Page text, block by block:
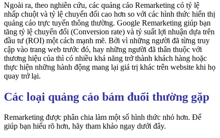
Ngoài ra, theo nghiên cứu, các quảng cáo Remarketing có tỷ lệ
nhấp chuột và tỷ lệ chuyển đổi cao hơn so với các hình thức hiển thị
quảng cáo trực tuyến thông thường. Google Remarketing giúp bạn
tăng tỷ lệ chuyển đổi (Conversion rate) và tỷ suất lợi nhuận dựa trên
đầu tư (ROI) một cách mạnh mẽ. Bởi vì những người đã từng truy
cập vào trang web trước đó, hay những người đã thân thuộc với
thương hiệu của thì có nhiều khả năng trở thành khách hàng hoặc
thực hiện những hành động mang lại giá trị khác trên website khi họ
quay trở lại.
Các loại quảng cáo bám đuổi thường gặp
Remarketing được phân chia làm một số hình thức nhỏ hơn. Để
giúp bạn hiểu rõ hơn, hãy tham khảo ngay dưới đây.